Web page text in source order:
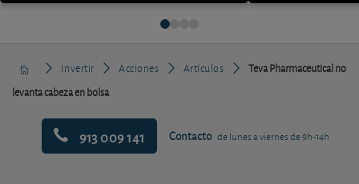
Invertir Acciones Artículos
Teva Pharmaceutical no
levanta cabeza en bolsa
913 009 141 Contacto de lunes a viernes de 9h-14h